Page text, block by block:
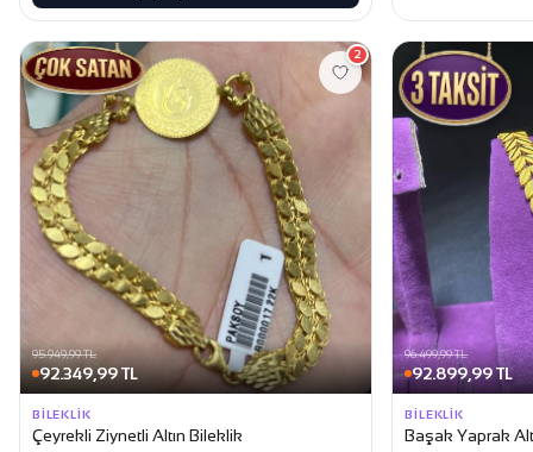
95.949,99 TL
92.349,99 TL
2
BILEKLIK
Çeyrekli Ziynetli Altın Bileklik
96.499,99 TL
92.899,99 TL
BILEKLIK
Başak Yaprak